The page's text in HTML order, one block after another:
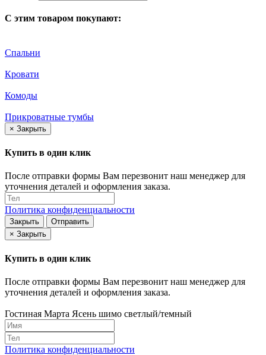
С этим товаром покупают:
Спальни
Кровати
Комоды
Прикроватные тумбы
× Закрыть
Купить в один клик
После отправки формы Вам перезвонит наш менеджер для
уточнения деталей и оформления заказа.
Политика конфиденциальности
Закрыть
Отправить
× Закрыть
Купить в один клик
После отправки формы Вам перезвонит наш менеджер для
уточнения деталей и оформления заказа.
Гостиная Марта Ясень шимо светлый/темный
Политика конфиденциальности